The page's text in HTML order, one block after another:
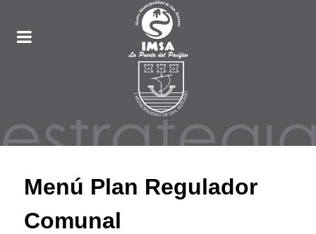
Menú Plan Regulador
Comunal